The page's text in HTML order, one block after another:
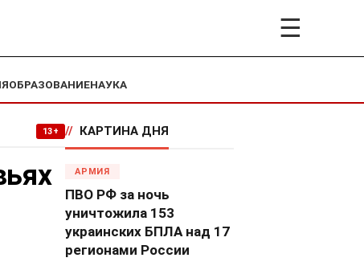
☰
ОБРАЗОВАНИЕНАУКА
13+ // КАРТИНА ДНЯ
АРМИЯ
ПВО РФ за ночь
уничтожила 153
украинских БПЛА над 17
регионами России